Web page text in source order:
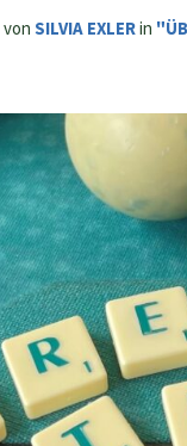
von SILVIA EXLERin